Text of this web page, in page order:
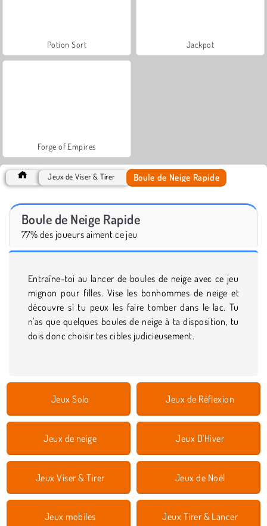
Potion Sort Jackpot
Forge of Empires
Jeux de Viser & Tirer Boule de Neige Rapide
Boule de Neige Rapide
77% des joueurs aiment ce jeu
Entraîne-toi au lancer de boules de neige avec ce jeu
mignon pour filles. Vise les bonhommes de neige et
découvre si tu peux les faire tomber dans le lac. Tu
n'as que quelques boules de neige à ta disposition, tu
dois donc choisir tes cibles judicieusement.
Jeux Solo Jeux de Réflexion
Jeux de neige Jeux D'Hiver
Jeux Viser & Tirer Jeux de Noël
Jeux mobiles Jeux Tirer & Lancer